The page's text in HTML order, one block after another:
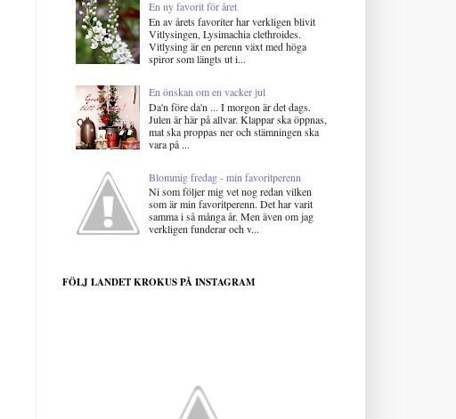
En ny favorit för året
En av årets favoriter har verkligen blivit
Vitlysingen, Lysimachia clethroides.
Vitlysing är en perenn växt med höga
spiror som längts ut i...
En önskan om en vacker jul
Da'n före da'n ... I morgon är det dags.
Julen är här på allvar. Klappar ska öppnas,
mat ska proppas ner och stämningen ska
vara på ...
Blommig fredag - min favoritperenn
Ni som följer mig vet nog redan vilken
som är min favoritperenn. Det har varit
samma i så många år. Men även om jag
verkligen funderar och v...
FÖLJ LANDET KROKUS PÅ INSTAGRAM